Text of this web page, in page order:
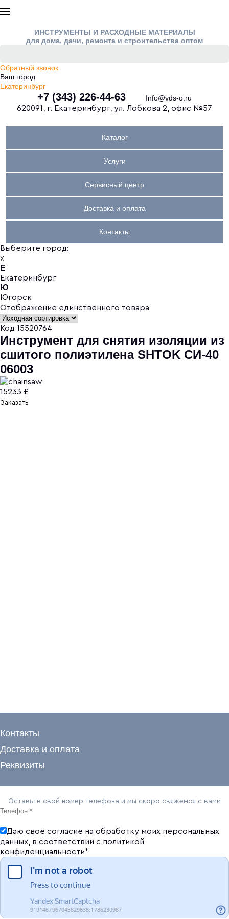
ИНСТРУМЕНТЫ И РАСХОДНЫЕ МАТЕРИАЛЫ
для дома, дачи, ремонта и строительства оптом
Обратный звонок
Ваш город
Екатеринбург
+7 (343) 226-44-63
Info@vds-o.ru
620091, г. Екатеринбург, ул. Лобкова 2, офис №57
Каталог
Услуги
Сервисный центр
Доставка и оплата
Контакты
Выберите город:
X
Е
Екатеринбург
Ю
Югорск
Отображение единственного товара
Код 15520764
Инструмент для снятия изоляции из
сшитого полиэтилена SHTOK СИ-40
06003
15233 ₽
Заказать
Контакты
Доставка и оплата
Реквизиты
Оставьте свой номер телефона и мы скоро свяжемся с вами
Даю своё согласие на обработку моих персональных
данных, в соответствии с политикой
конфиденциальности*